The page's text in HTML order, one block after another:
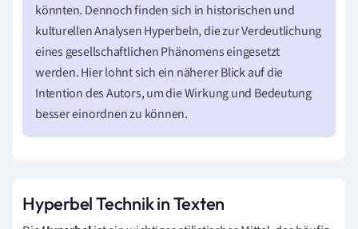
könnten. Dennoch finden sich in historischen und
kulturellen Analysen Hyperbeln, die zur Verdeutlichung
eines gesellschaftlichen Phänomens eingesetzt
werden. Hier lohnt sich ein näherer Blick auf die
Intention des Autors, um die Wirkung und Bedeutung
besser einordnen zu können.
Hyperbel Technik in Texten